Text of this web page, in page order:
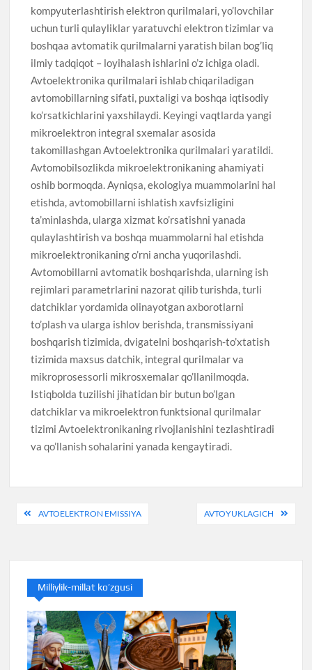
kompyuterlashtirish elektron qurilmalari, yo’lovchilar
uchun turli qulayliklar yaratuvchi elektron tizimlar va
boshqaa avtomatik qurilmalarni yaratish bilan bog’liq
ilmiy tadqiqot – loyihalash ishlarini o’z ichiga oladi.
Avtoelektronika qurilmalari ishlab chiqariladigan
avtomobillarning sifati, puxtaligi va boshqa iqtisodiy
ko’rsatkichlarini yaxshilaydi. Keyingi vaqtlarda yangi
mikroelektron integral sxemalar asosida
takomillashgan Avtoelektronika qurilmalari yaratildi.
Avtomobilsozlikda mikroelektronikaning ahamiyati
oshib bormoqda. Ayniqsa, ekologiya muammolarini hal
etishda, avtomobillarni ishlatish xavfsizligini
ta’minlashda, ularga xizmat ko’rsatishni yanada
qulaylashtirish va boshqa muammolarni hal etishda
mikroelektronikaning o’rni ancha yuqorilashdi.
Avtomobillarni avtomatik boshqarishda, ularning ish
rejimlari parametrlarini nazorat qilib turishda, turli
datchiklar yordamida olinayotgan axborotlarni
to’plash va ularga ishlov berishda, transmissiyani
boshqarish tizimida, dvigatelni boshqarish-to’xtatish
tizimida maxsus datchik, integral qurilmalar va
mikroprosessorli mikrosxemalar qo’llanilmoqda.
Istiqbolda tuzilishi jihatidan bir butun bo’lgan
datchiklar va mikroelektron funktsional qurilmalar
tizimi Avtoelektronikaning rivojlanishini tezlashtiradi
va qo’llanish sohalarini yanada kengaytiradi.
PostAVTOELEKTRON EMISSIYA AVTOYUKLAGICH
Milliylik-millat ko’zgusi